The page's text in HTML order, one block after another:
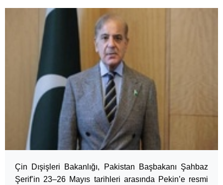
Çin Dışişleri Bakanlığı, Pakistan Başbakanı Şahbaz
Şerif’in 23–26 Mayıs tarihleri arasında Pekin’e resmi